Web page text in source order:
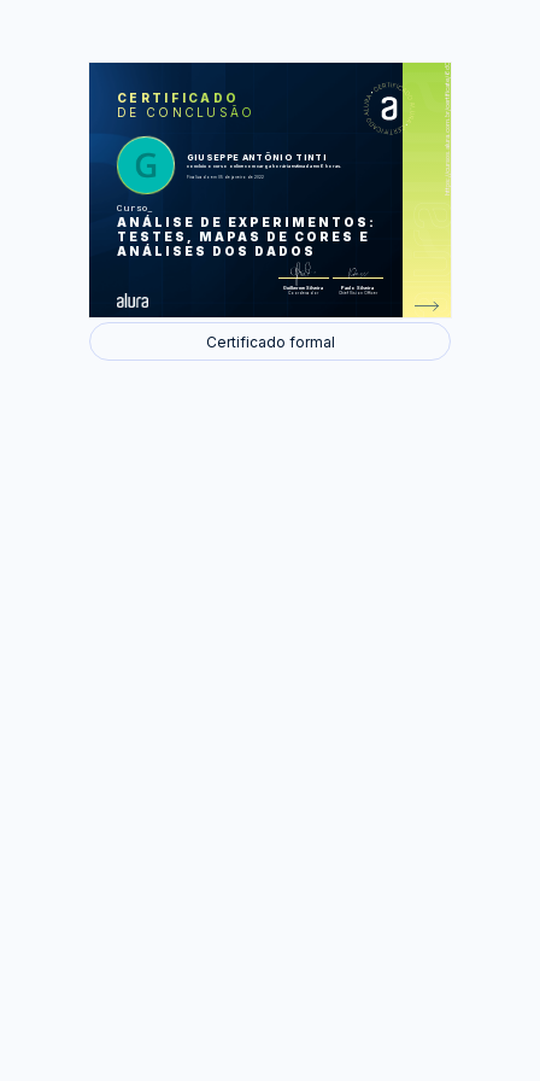
CERTIFICADO
DE CONCLUSÃO
GIUSEPPE ANTÔNIO TINTI
concluiu o curso online com carga horária estimada em 6 horas.
Finalizado em 05 de janeiro de 2022
Curso
ANÁLISE DE EXPERIMENTOS:
TESTES, MAPAS DE CORES E
ANÁLISES DOS DADOS
Guilherme Silveira
Coordenador
Paulo Silveira
Chief Vision Officer
https://cursos.alura.com.br/certificate/6d043852-b41b-4353-b697-31520b9b37b1
LAS
Introdução à experimentação
Introdução à análise de experimentos
Atualizando as análises
Certificado formal